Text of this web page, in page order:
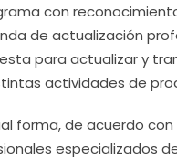
con
de actualización
para actualizar y
actividades de
forma, de acuerdo
especializados